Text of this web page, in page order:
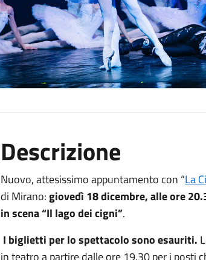
Descrizione
Nuovo, attesissimo appuntamento con “La
di Mirano:giovedì 18 dicembre, alle ore
in scena “Il lago dei cigni”.
I biglietti per lo spettacolo sono esauriti.
in teatro a partire dalle ore 19.30 per i posti